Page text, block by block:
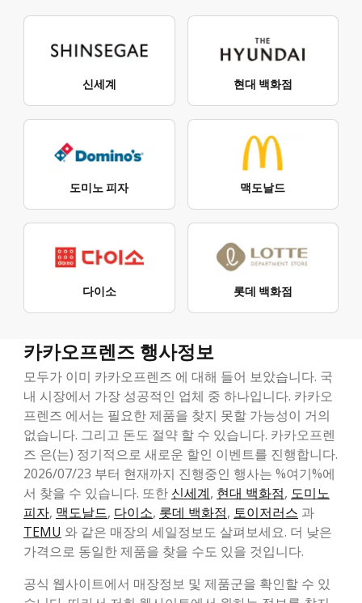
신세계 현대 백화점
도미노 피자 맥도날드
다이소 롯데 백화점
카카오프렌즈 행사정보
모두가 이미 카카오프렌즈 에 대해 들어 보았습니다. 국
내 시장에서 가장 성공적인 업체 중 하나입니다. 카카오
프렌즈 에서는 필요한 제품을 찾지 못할 가능성이 거의
없습니다. 그리고 돈도 절약 할 수 있습니다. 카카오프렌
즈 은(는) 정기적으로 새로운 할인 이벤트를 진행합니다.
2026/07/23 부터 현재까지 진행중인 행사는 %여기%에
서 찾을 수 있습니다. 또한 신세계, 현대 백화점, 도미노
피자, 맥도날드, 다이소, 롯데 백화점, 토이저러스 과
TEMU 와 같은 매장의 세일정보도 살펴보세요. 더 낮은
가격으로 동일한 제품을 찾을 수도 있을 것입니다.
공식 웹사이트에서 매장정보 및 제품군을 확인할 수 있